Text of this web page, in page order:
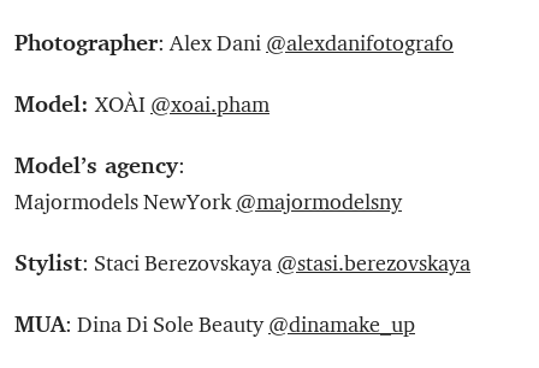
Photographer: Alex Dani @alexdanifotografo
Model:XOÀI @xoai.pham
Model’s agency:
Majormodels NewYork@majormodelsny
Stylist: Staci Berezovskaya @stasi.berezovskaya
MUA: Dina Di Sole Beauty@dinamake_up